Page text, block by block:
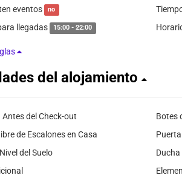
eventos no
llegadas 15:00 - 22:00
del alojamiento
Antes del Check-out
Botes
de Escalones en Casa
del Suelo